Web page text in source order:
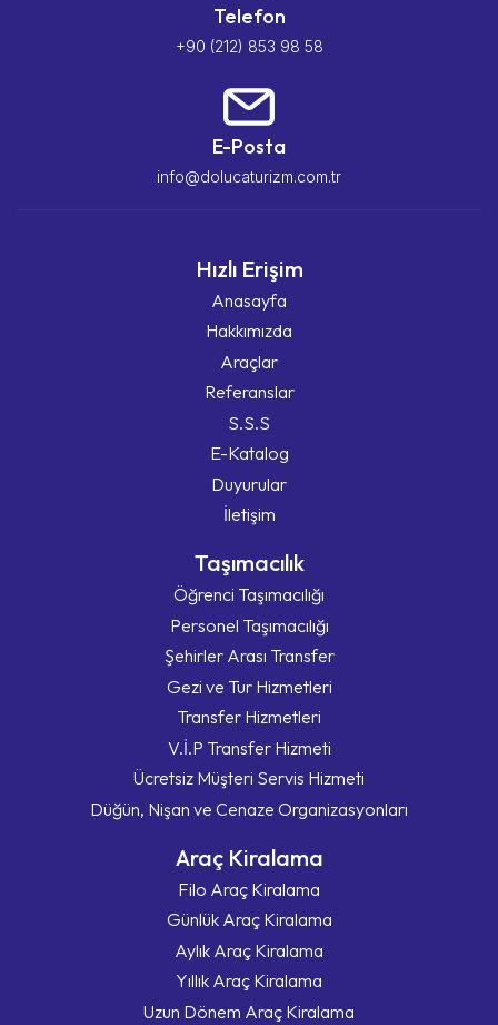
Telefon
+90 (212) 853 98 58
E-Posta
info@dolucaturizm.com.tr
Hızlı Erişim
Anasayfa
Hakkımızda
Araçlar
Referanslar
S.S.S
E-Katalog
Duyurular
İletişim
Taşımacılık
Öğrenci Taşımacılığı
Personel Taşımacılığı
Şehirler Arası Transfer
Gezi ve Tur Hizmetleri
Transfer Hizmetleri
V.İ.P Transfer Hizmeti
Ücretsiz Müşteri Servis Hizmeti
Düğün, Nişan ve Cenaze Organizasyonları
Araç Kiralama
Filo Araç Kiralama
Günlük Araç Kiralama
Aylık Araç Kiralama
Yıllık Araç Kiralama
Uzun Dönem Araç Kiralama